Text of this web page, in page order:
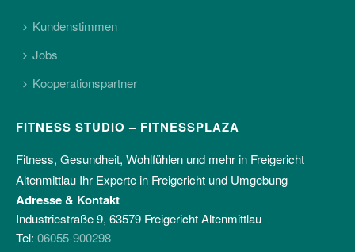
Kundenstimmen
Jobs
Kooperationspartner
FITNESS STUDIO – FITNESSPLAZA
Fitness, Gesundheit, Wohlfühlen und mehr in Freigericht
Altenmittlau Ihr Experte in Freigericht und Umgebung
Adresse & Kontakt
Industriestraße 9, 63579 Freigericht Altenmittlau
Tel: 06055-900298